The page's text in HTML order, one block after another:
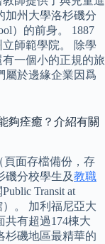
加州大學洛杉磯分
）的前身。 1887
師範學院。 除學
一個小的正規的旅
屬於邊緣企業因爲
夠痊癒？介紹有關
頁面存檔備份，存
磯分校學生及教職
Transit at
。 加利福尼亞大
共有超過174棟大
杉磯地區最精華的